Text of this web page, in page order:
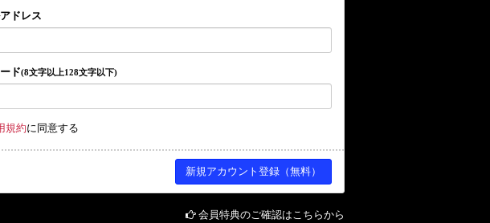
ドレス
ド(8文字以上128文字以下)
規約に同意する
会員特典のご確認はこちらから